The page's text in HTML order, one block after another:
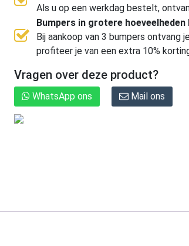
Als u op een werkdag bestelt,
Bumpers in grotere hoeveelheden
Bij aankoop van 3 bumpers ontvang
profiteer je van een extra 10%
Vragen over deze product?
WhatsApp ons Mail ons